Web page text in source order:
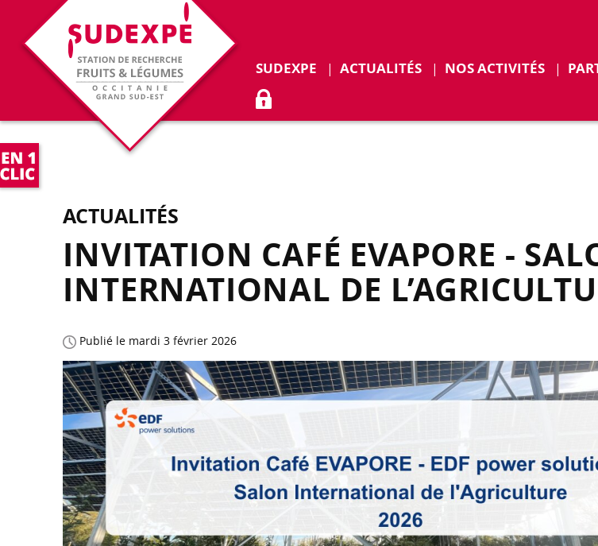
SUDEXPE Déplier
ACTUALITÉS NOS ACTIVITÉS Déplier
ACCÈS ADHÉRENTS
ACTUALITÉS
INVITATION CAFÉ EVAPORE -
INTERNATIONAL DE
Publié le mardi 3 février 2026